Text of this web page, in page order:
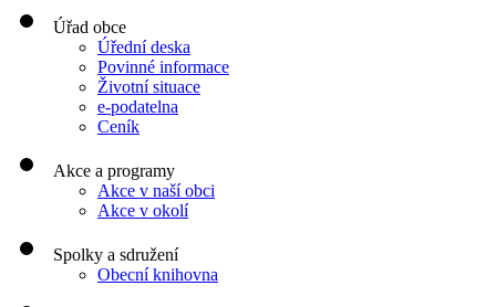
Úřad obce
Úřední deska
Povinné informace
Životní situace
e-podatelna
Ceník
Akce a programy
Akce v naší obci
Akce v okolí
Spolky a sdružení
Obecní knihovna